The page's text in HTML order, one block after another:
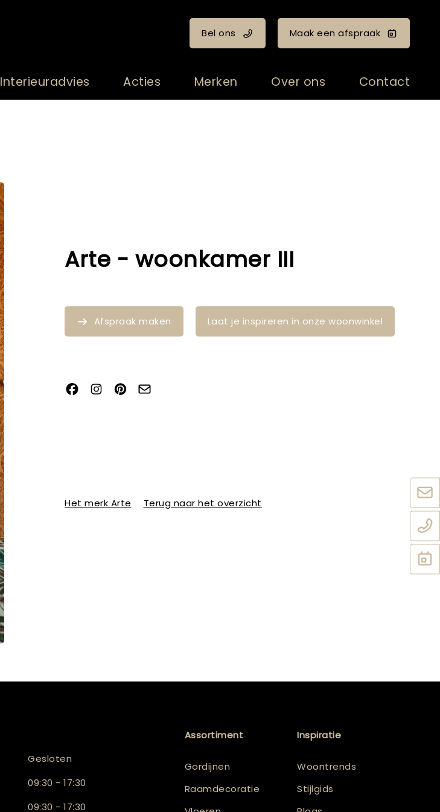
Bel ons Maak een afspraak
Interieuradvies Acties Merken Over ons Contact
Arte - woonkamer III
Afspraak maken Laat je inspireren in onze woonwinkel
Het merk Arte Terug naar het overzicht
Gesloten
09:30 - 17:30
09:30 - 17:30
Assortiment
Gordijnen
Raamdecoratie
Inspiratie
Woontrends
Stijlgids